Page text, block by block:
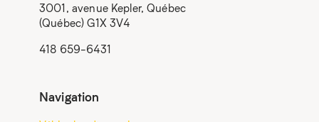
3001, avenue Kepler, Québec
(Québec) G1X 3V4
418 659-6431
Navigation